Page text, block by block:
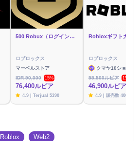
500 Robux（ログイン経由）
ロブロックス
マーベルストア
IDR 90,000
15%
76,400ルピア
4.9 | Terjual 5390
ロブロックス
クマヤ10ショップ
55,500ルピア
15%
46,900ルピア
4.9 | 販売数 4003
Roblox Web2